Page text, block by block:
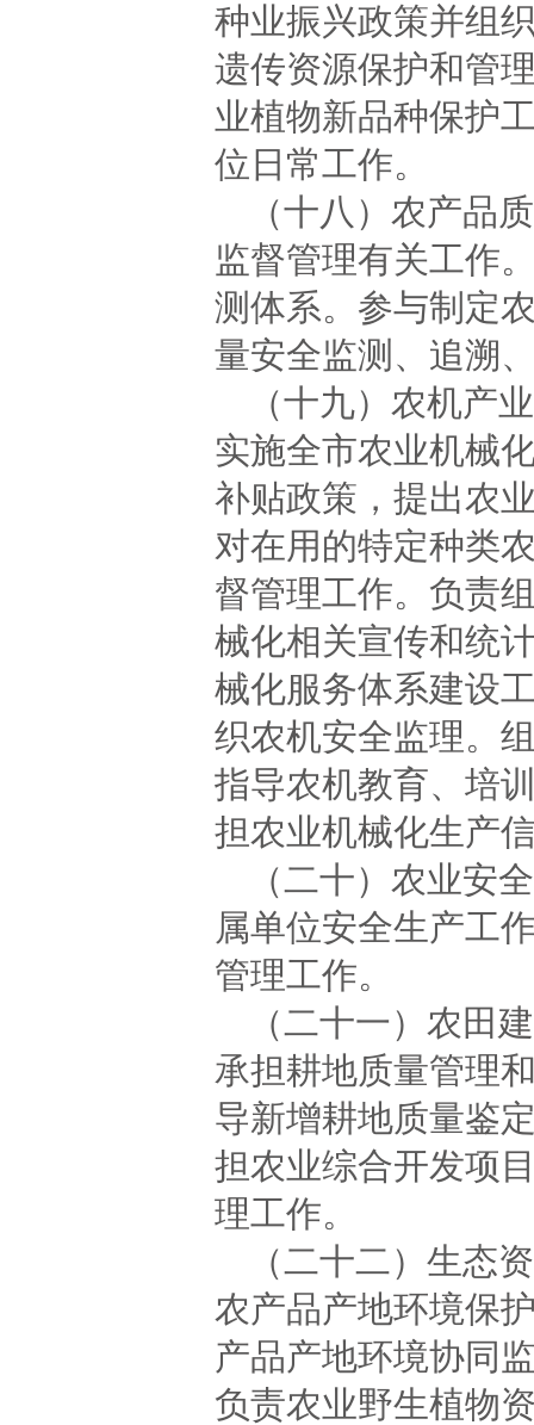
种业振兴政策并组
遗传资源保护和管
业植物新品种保护
位日常工作。
（十八）农产品
监督管理有关工作
测体系。参与制定
量安全监测、追溯
（十九）农机产
实施全市农业机械
补贴政策，提出农
对在用的特定种类
督管理工作。负责
械化相关宣传和统
械化服务体系建设
织农机安全监理。
指导农机教育、培
担农业机械化生产
（二十）农业安
属单位安全生产工
管理工作。
（二十一）农田
承担耕地质量管理
导新增耕地质量鉴
担农业综合开发项
理工作。
（二十二）生态
农产品产地环境保
产品产地环境协同
负责农业野生植物